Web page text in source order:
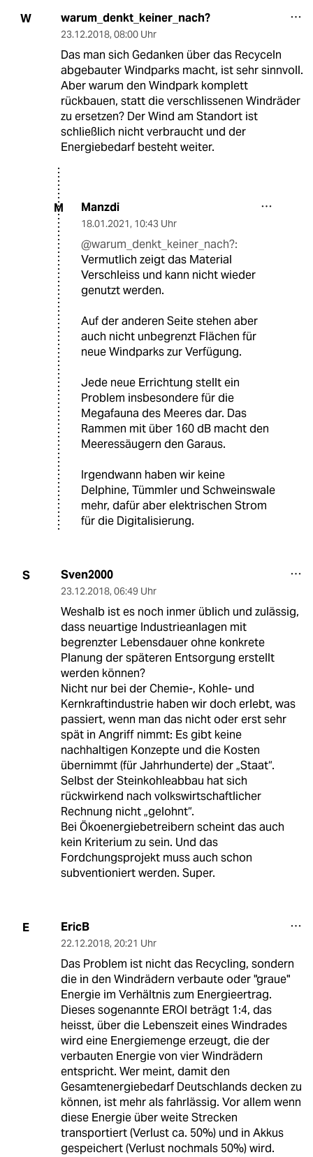
W warum_denkt_keiner_nach?
23.12.2018, 08:00 Uhr
Das man sich Gedanken über das Recyceln
abgebauter Windparks macht, ist sehr sinnvoll.
Aber warum den Windpark komplett
rückbauen, statt die verschlissenen Windräder
zu ersetzen? Der Wind am Standort ist
schließlich nicht verbraucht und der
Energiebedarf besteht weiter.
M Manzdi
18.01.2021, 10:43 Uhr
@warum_denkt_keiner_nach?:
Vermutlich zeigt das Material
Verschleiss und kann nicht wieder
genutzt werden.
Auf der anderen Seite stehen aber
auch nicht unbegrenzt Flächen für
neue Windparks zur Verfügung.
Jede neue Errichtung stellt ein
Problem insbesondere für die
Megafauna des Meeres dar. Das
Rammen mit über 160 dB macht den
Meeressäugern den Garaus.
Irgendwann haben wir keine
Delphine, Tümmler und Schweinswale
mehr, dafür aber elektrischen Strom
für die Digitalisierung.
S Sven2000
23.12.2018, 06:49 Uhr
Weshalb ist es noch inmer üblich und zulässig,
dass neuartige Industrieanlagen mit
begrenzter Lebensdauer ohne konkrete
Planung der späteren Entsorgung erstellt
werden können?
Nicht nur bei der Chemie-, Kohle- und
Kernkraftindustrie haben wir doch erlebt, was
passiert, wenn man das nicht oder erst sehr
spät in Angriff nimmt: Es gibt keine
nachhaltigen Konzepte und die Kosten
übernimmt (für Jahrhunderte) der „Staat“.
Selbst der Steinkohleabbau hat sich
rückwirkend nach volkswirtschaftlicher
Rechnung nicht „gelohnt“.
Bei Ökoenergiebetreibern scheint das auch
kein Kriterium zu sein. Und das
Fordchungsprojekt muss auch schon
subventioniert werden. Super.
E EricB
22.12.2018, 20:21 Uhr
Das Problem ist nicht das Recycling, sondern
die in den Windrädern verbaute oder "graue"
Energie im Verhältnis zum Energieertrag.
Dieses sogenannte EROI beträgt 1:4, das
heisst, über die Lebenszeit eines Windrades
wird eine Energiemenge erzeugt, die der
verbauten Energie von vier Windrädern
entspricht. Wer meint, damit den
Gesamtenergiebedarf Deutschlands decken zu
können, ist mehr als fahrlässig. Vor allem wenn
diese Energie über weite Strecken
transportiert (Verlust ca. 50%) und in Akkus
gespeichert (Verlust nochmals 50%) wird.